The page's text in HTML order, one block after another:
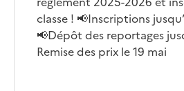
classe ! 📢Inscriptions
📢Dépôt des reportages
Remise des prix le 19 mai